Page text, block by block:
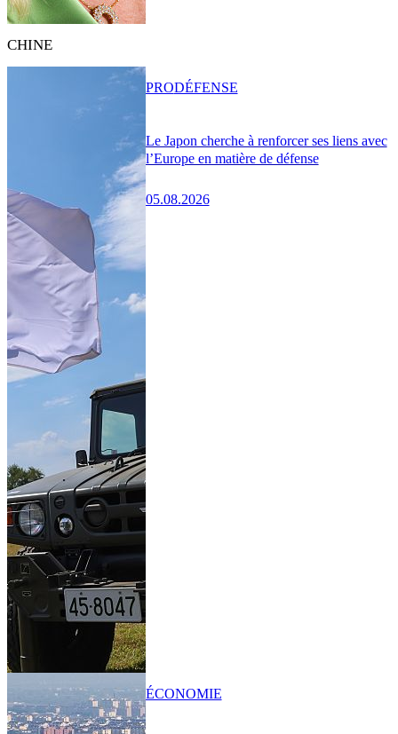
CHINE
Le Japon cherche à renforcer ses liens avec
l’Europe en matière de défense
05.08.2026
PRODÉFENSE
ÉCONOMIE